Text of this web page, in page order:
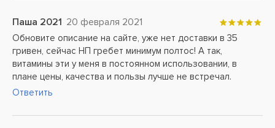
Паша 2021 20 февраля 2021
Обновите описание на сайте, уже нет доставки в 35
гривен, сейчас НП гребет минимум полтос! А так,
витамины эти у меня в постоянном использовании, в
плане цены, качества и пользы лучше не встречал.
Ответить